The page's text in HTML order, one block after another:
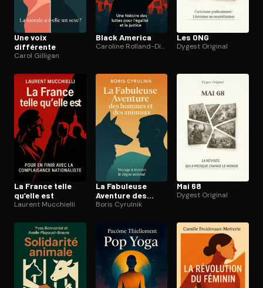
Une voix
différente
Carol Gilligan
Black America
Caroline Rolland-Diamond
Les ONG
Dygest Original
La France telle
qu’elle est
Laurent Mucchielli
La Fabuleuse
Aventure des
hommes et des
Boris Cyrulnik
Mai 68
Dygest Original